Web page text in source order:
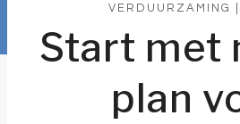
VERDUURZAMING
Start met
plan